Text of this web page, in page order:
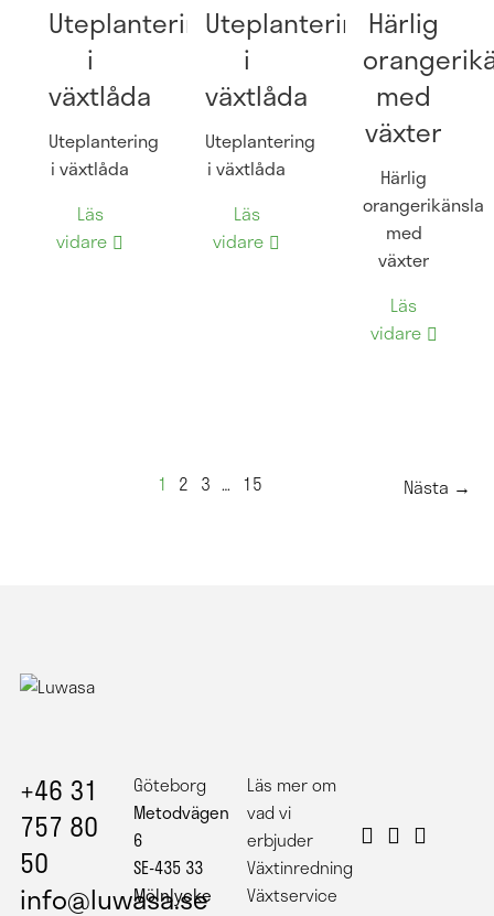
Uteplantering
i
växtlåda
Uteplantering
i växtlåda
Läs
vidare
Uteplantering
i
växtlåda
Uteplantering
i växtlåda
Läs
vidare
Härlig
med
växter
Härlig
orangerikänsla
med
växter
Läs
vidare
1 2 3 … 15 Nästa →
+46 31
757 80
50
info@luwasa.se
Göteborg
Metodvägen
6
SE-435 33
Mölnlycke
Läs mer om
vad vi
erbjuder
Växtinredning
Växtservice